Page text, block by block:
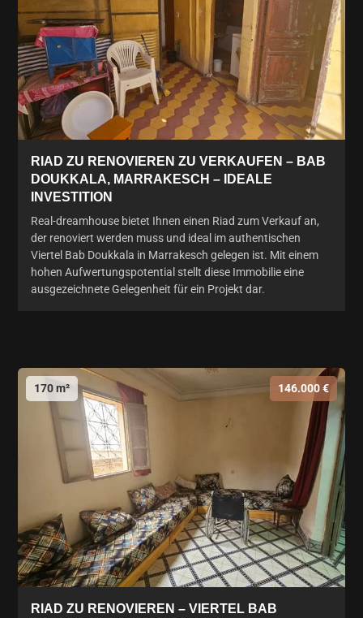
RIAD ZU RENOVIEREN ZU VERKAUFEN – BAB
DOUKKALA, MARRAKESCH – IDEALE
INVESTITION
Real-dreamhouse bietet Ihnen einen Riad zum Verkauf an,
der renoviert werden muss und ideal im authentischen
Viertel Bab Doukkala in Marrakesch gelegen ist. Mit einem
hohen Aufwertungspotential stellt diese Immobilie eine
ausgezeichnete Gelegenheit für ein Projekt dar.
170 m² 146.000 €
RIAD ZU RENOVIEREN – VIERTEL BAB